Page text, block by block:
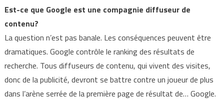
Est-ce que Google est une compagnie diffuseur de
contenu?
La question n’est pas banale. Les conséquences peuvent être
dramatiques. Google contrôle le ranking des résultats de
recherche. Tous diffuseurs de contenu, qui vivent des visites,
donc de la publicité, devront se battre contre un joueur de plus
dans l’arène serrée de la première page de résultat de… Google.